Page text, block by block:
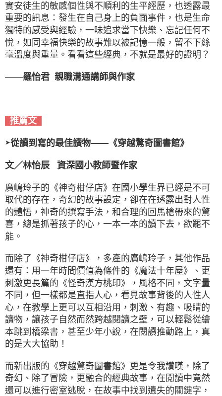
實安徒生的敏感個性與不順利的生平經歷，也透露最
重要的訊息：發生在自己身上的負面事件，也是生命
獨特的感受與經驗，一味追求當下快樂、忘記任何不
悅，如同幸福快樂的故事難以被記憶一般，留不下絲
毫溫度與重量。看看這些經典，不就是最好的證明？
——羅怡君 親職溝通講師與作家
推薦文
➤從讀到寫的最佳讀物——《穿越驚奇圖書館》
文／林怡辰 資深國小教師暨作家
廣嶋玲子的《神奇柑仔店》在國小學生界已經是不可
取代的存在，奇幻的故事設定，卻在在透露出對人性
的體悟，神奇的撰寫手法，和合理的回馬槍帶來的驚
喜，總是抓著孩子的心，一本一本的讀下去，欲罷不
能。
而除了《神奇柑仔店》，多產的廣嶋玲子，其他作品
還有：用一年時間價值為條件的《魔法十年屋》、更
刺激更長篇的《怪奇漢方桃印》，風格不同，文字量
不同，但一樣都是直指人心，看見故事背後的人性人
心，在教學上更可以互相沿用，刺激、有趣、吸睛的
讀物，讓孩子自然而然跨越閱讀之壁，可以輕鬆從繪
本跳到橋梁書，甚至少年小說，在閱讀推動路上，真
的是大大協助！
而新出版的《穿越驚奇圖書館》更是令我讚嘆，除了
奇幻、除了冒險，更融合的經典故事，在閱讀中竟然
還可以進行密室逃脫，在故事中找到遺失的關鍵字，